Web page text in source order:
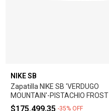
NIKE SB
Zapatilla NIKE SB 'VERDUGO
MOUNTAIN'-PISTACHIO FROST
$175.499,35 -35% OFF